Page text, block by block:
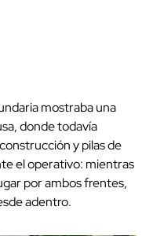
mostraba una
donde todavía
y pilas de
el operativo: mientras
por ambos frentes,
adentro.